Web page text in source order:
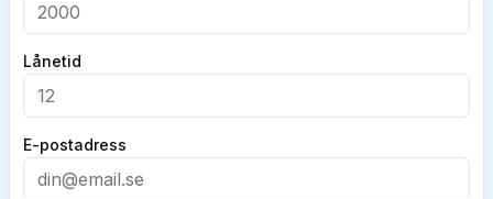
Lånetid
E-postadress